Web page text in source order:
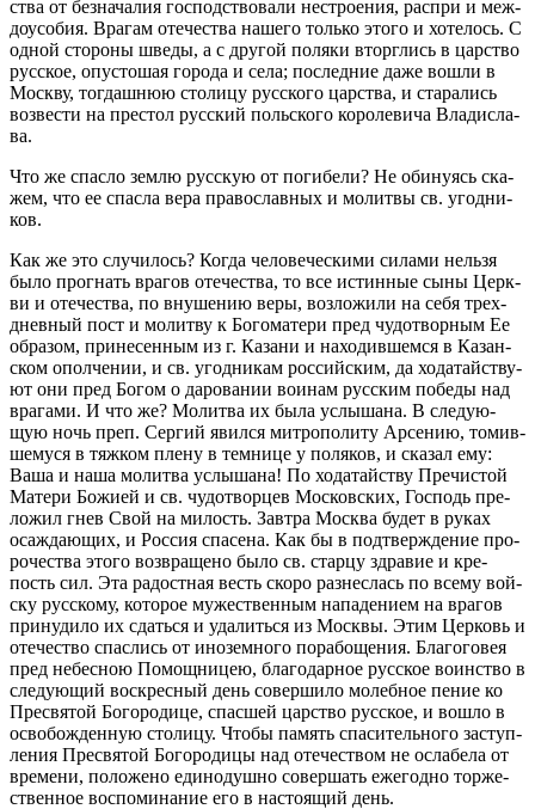
ства от без­на­ча­лия гос­под­ство­ва­ли нестро­е­ния, рас­при и меж­
до­усо­бия. Вра­гам оте­че­ства на­ше­го толь­ко этого и хо­те­лось. С
одной сто­ро­ны шведы, а с дру­гой по­ля­ки вторг­лись в цар­ство
рус­ское, опу­сто­шая го­ро­да и села; по­след­ние даже вошли в
Моск­ву, то­гдаш­нюю сто­ли­цу рус­ско­го цар­ства, и ста­ра­лись
воз­ве­сти на пре­стол рус­ский поль­ско­го ко­ро­ле­ви­ча Вла­ди­сла­
ва.
Что же спас­ло землю рус­скую от по­ги­бе­ли? Не оби­ну­ясь ска­
жем, что ее спас­ла вера пра­во­слав­ных и мо­лит­вы св. угод­ни­
ков.
Как же это слу­чи­лось? Когда че­ло­ве­че­ски­ми си­ла­ми нель­зя
было про­гнать вра­гов оте­че­ства, то все ис­тин­ные сыны Церк­
ви и оте­че­ства, по вну­ше­нию веры, воз­ло­жи­ли на себя трех­
днев­ный пост и мо­лит­ву к Бо­го­ма­те­ри пред чу­до­твор­ным Ее
об­ра­зом, при­не­сен­ным из г. Ка­за­ни и на­хо­див­шем­ся в Ка­зан­
ском опол­че­нии, и св. угод­ни­кам рос­сий­ским, да хо­да­тай­ству­
ют они пред Богом о да­ро­ва­нии во­и­нам рус­ским по­бе­ды над
вра­га­ми. И что же? Мо­лит­ва их была услы­ша­на. В сле­ду­ю­
щую ночь преп. Сер­гий явил­ся мит­ро­по­ли­ту Ар­се­нию, то­мив­
ше­му­ся в тяж­ком плену в тем­ни­це у по­ля­ков, и ска­зал ему:
Ваша и наша мо­лит­ва услы­ша­на! По хо­да­тай­ству Пре­чи­стой
Ма­те­ри Бо­жи­ей и св. чу­до­твор­цев Мос­ков­ских, Гос­подь пре­
ло­жил гнев Свой на ми­лость. Зав­тра Москва будет в руках
оса­жда­ю­щих, и Рос­сия спа­се­на. Как бы в под­твер­жде­ние про­
ро­че­ства этого воз­вра­ще­но было св. стар­цу здра­вие и кре­
пость сил. Эта ра­дост­ная весть скоро раз­нес­лась по всему вой­
ску рус­ско­му, ко­то­рое му­же­ствен­ным на­па­де­ни­ем на вра­гов
при­ну­ди­ло их сдать­ся и уда­лить­ся из Моск­вы. Этим Цер­ковь и
оте­че­ство спас­лись от ино­зем­но­го по­ра­бо­ще­ния. Бла­го­го­вея
пред небес­ною По­мощ­ни­цею, бла­го­дар­ное рус­ское во­ин­ство в
сле­ду­ю­щий вос­крес­ный день со­вер­ши­ло мо­леб­ное пение ко
Пре­свя­той Бо­го­ро­ди­це, спас­шей цар­ство рус­ское, и вошло в
осво­бож­ден­ную сто­ли­цу. Чтобы па­мять спа­си­тель­но­го за­ступ­
ле­ния Пре­свя­той Бо­го­ро­ди­цы над оте­че­ством не осла­бе­ла от
вре­ме­ни, по­ло­же­но еди­но­душ­но со­вер­шать еже­год­но тор­же­
ствен­ное вос­по­ми­на­ние его в на­сто­я­щий день.